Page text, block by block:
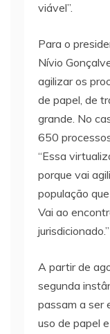
viável”.
Para o
Nívio
agilizar os
de papel, de
grande. No
650
“Essa
porque vai
população
Vai ao
jurisdicionado.”
A partir de
segunda
passam a ser
uso de papel